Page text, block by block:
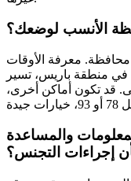
الأنسب لوضعك؟
معرفة الأوقات
في منطقة باريس، تسير
قد تكون أماكن أخرى،
والمساعدة
إجراءات التجنس؟